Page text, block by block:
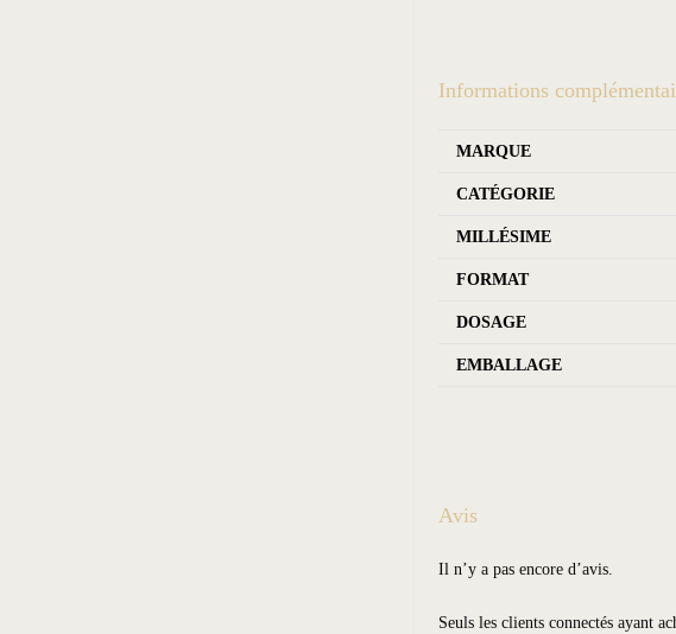
Informations
MARQUE
CATÉGORIE
MILLÉSIME
FORMAT
DOSAGE
EMBALLAGE
Avis
Il n’y a pas encore d’avis.
Seuls les clients connectés ayant